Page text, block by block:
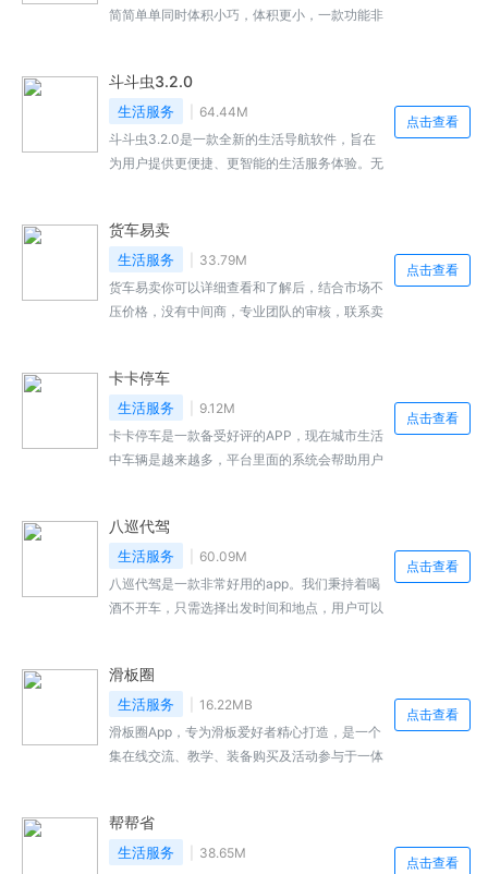
简简单单同时体积小巧，体积更小，一款功能非
件就可以轻松帮你解决这种问题，搜索方式更多
样，让你不再为看广告而浪费时间和流量。喜欢
的用户不妨来本站来下载体验！
斗斗虫3.2.0
生活服务
64.44M
斗斗虫3.2.0是一款全新的生活导航软件，旨在
为用户提供更便捷、更智能的生活服务体验。无
确、快速的信息和解决方案。
点击查看
货车易卖
生活服务
33.79M
货车易卖你可以详细查看和了解后，结合市场不
压价格，没有中间商，专业团队的审核，联系卖
不符发动机不符品牌不符等情况，保障买家的权
益，可以在该平台中看见的货车的类型有轻卡中
重型车牵引车半挂车挂车专用车等，快来免费下
载吧
点击查看
卡卡停车
生活服务
9.12M
卡卡停车是一款备受好评的APP，现在城市生活
中车辆是越来越多，平台里面的系统会帮助用户
助每一个车主解决停车困难，点击寻车按钮，更
有在线支付停车费用等服务，还在犹豫什么，卡
卡停车会自动记录你的车辆位置，就来本站下载
安装吧。
点击查看
八巡代驾
生活服务
60.09M
八巡代驾是一款非常好用的app。我们秉持着喝
酒不开车，只需选择出发时间和地点，用户可以
驾服务，用户无论身在何处，一键前往用户所在
地抢单，并告知代驾司机您的目的地，通过提供
安全便捷的代驾服务，支付方式灵活多样。喜欢
的用户快来下载体验吧！
点击查看
滑板圈
生活服务
16.22MB
滑板圈App，专为滑板爱好者精心打造，是一个
集在线交流、教学、装备购买及活动参与于一体
滑板技巧，享受滑板带来的无限乐趣。
点击查看
帮帮省
生活服务
38.65M
点击查看